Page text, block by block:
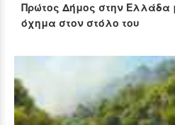
Πρώτος Δήμος στην Ελλάδα
όχημα στον στόλο του